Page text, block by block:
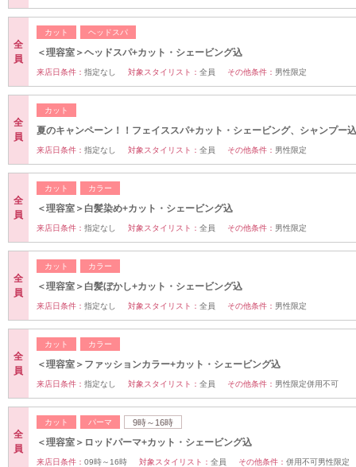
全
員
カット ヘッドスパ
＜理容室＞ヘッドスパ+カット・シェービング込
来店日条件： 指定なし 対象スタイリスト： 全員 その他条件： 男性限定
全
員
カット
夏のキャンペーン！！フェイススパ+カット・シェービング、シャンプー込
来店日条件： 指定なし 対象スタイリスト： 全員 その他条件： 男性限定
全
員
カット カラー
＜理容室＞白髪染め+カット・シェービング込
来店日条件： 指定なし 対象スタイリスト： 全員 その他条件： 男性限定
全
員
カット カラー
＜理容室＞白髪ぼかし+カット・シェービング込
来店日条件： 指定なし 対象スタイリスト： 全員 その他条件： 男性限定
全
員
カット カラー
＜理容室＞ファッションカラー+カット・シェービング込
来店日条件： 指定なし 対象スタイリスト： 全員 その他条件： 男性限定併用不可
全
員
カット パーマ 9時～16時
＜理容室＞ロッドパーマ+カット・シェービング込
来店日条件： 09時～16時 対象スタイリスト： 全員 その他条件： 併用不可男性限定